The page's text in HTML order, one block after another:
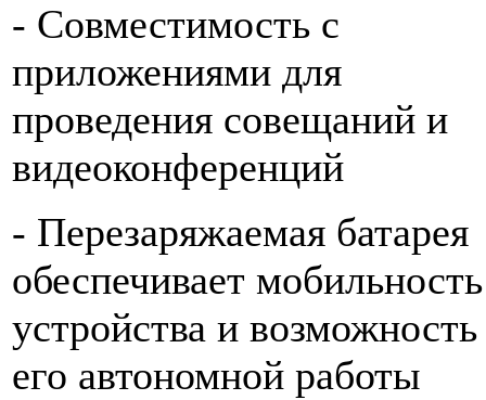
- Совместимость с
приложениями для
проведения совещаний и
видеоконференций
- Перезаряжаемая батарея
обеспечивает мобильность
устройства и возможность
его автономной работы